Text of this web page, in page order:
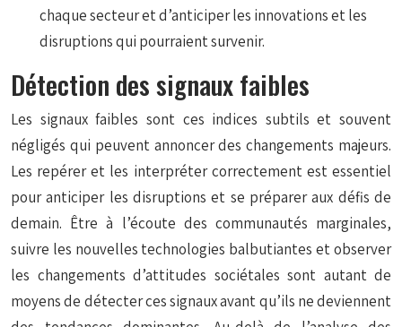
chaque secteur et d’anticiper les innovations et les
disruptions qui pourraient survenir.
Détection des signaux faibles
Les signaux faibles sont ces indices subtils et souvent
négligés qui peuvent annoncer des changements majeurs.
Les repérer et les interpréter correctement est essentiel
pour anticiper les disruptions et se préparer aux défis de
demain. Être à l’écoute des communautés marginales,
suivre les nouvelles technologies balbutiantes et observer
les changements d’attitudes sociétales sont autant de
moyens de détecter ces signaux avant qu’ils ne deviennent